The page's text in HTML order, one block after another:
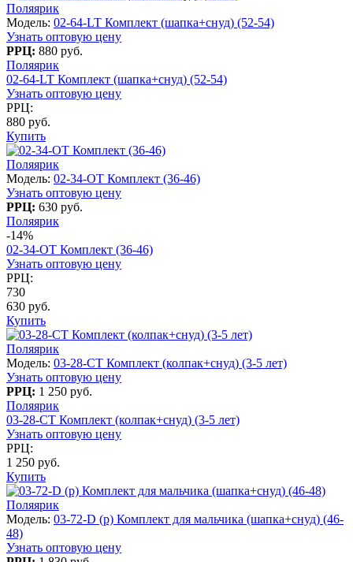
Поляярик
Модель: 02-64-LT Комплект (шапка+снуд) (52-54)
Узнать оптовую цену
РРЦ: 880 руб.
Поляярик
02-64-LT Комплект (шапка+снуд) (52-54)
Узнать оптовую цену
РРЦ:
880 руб.
Купить
Поляярик
Модель: 02-34-OT Комплект (36-46)
Узнать оптовую цену
РРЦ: 630 руб.
Поляярик
-14%
02-34-OT Комплект (36-46)
Узнать оптовую цену
РРЦ:
730
630 руб.
Купить
Поляярик
Модель: 03-28-CT Комплект (колпак+снуд) (3-5 лет)
Узнать оптовую цену
РРЦ: 1 250 руб.
Поляярик
03-28-CT Комплект (колпак+снуд) (3-5 лет)
Узнать оптовую цену
РРЦ:
1 250 руб.
Купить
Поляярик
Модель: 03-72-D (р) Комплект для мальчика (шапка+снуд) (46-
48)
Узнать оптовую цену